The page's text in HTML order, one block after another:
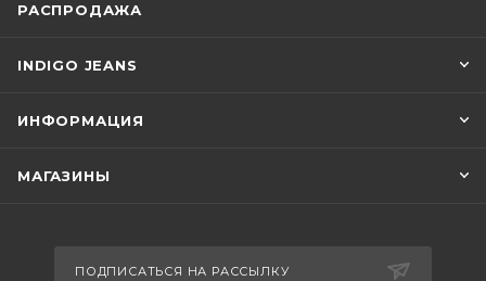
РАСПРОДАЖА
INDIGO JEANS
ИНФОРМАЦИЯ
МАГАЗИНЫ
ПОДПИСАТЬСЯ НА РАССЫЛКУ